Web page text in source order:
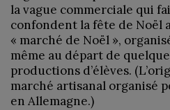
la vague commerciale qui
confondent la fête de Noël
« marché de Noël »,
même au départ de
productions d’élèves.
marché artisanal organisé
en Allemagne.)